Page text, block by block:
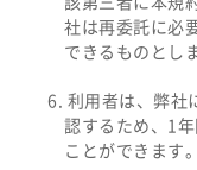
社は再委託に必
できるものとし
利用者は、弊社
認するため、1
ことができます。